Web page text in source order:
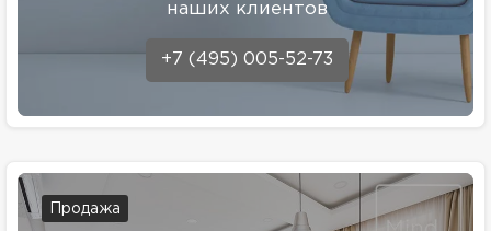
наших клиентов
+7 (495) 005-52-73
Продажа